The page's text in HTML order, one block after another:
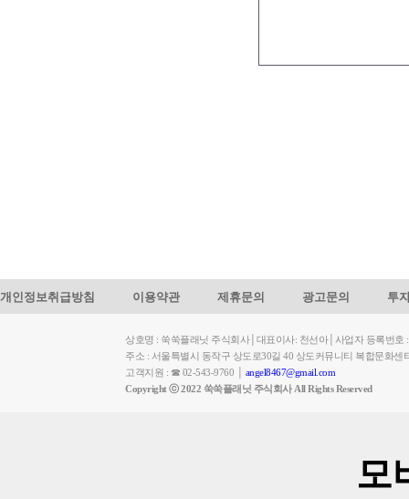
개인정보취급방침 이용약관 제휴문의 광고문의 투
상호명 : 쑥쑥플래닛 주식회사│대표이사: 천선아│사업자 등록번호
주소 : 서울특별시 동작구 상도로30길 40 상도커뮤니티 복합문화
고객지원 : ☎ 02-543-9760 │ angel8467@gmail.com
Copyright ⓒ 2022 쑥쑥플래닛 주식회사 All Rights Reserved
모